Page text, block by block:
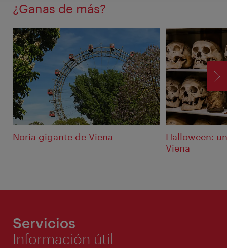
¿Ganas de más?
Noria gigante de Viena
Halloween:
Viena
Servicios
Información útil